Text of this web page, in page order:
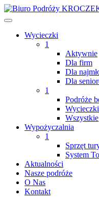
Wycieczki
1
Aktywnie
Dla firm
Dla
Dla
1
Podróże
Wszystkie
Wypożyczalnia
1
Sprzęt
System
Aktualności
Nasze podróże
O Nas
Kontakt